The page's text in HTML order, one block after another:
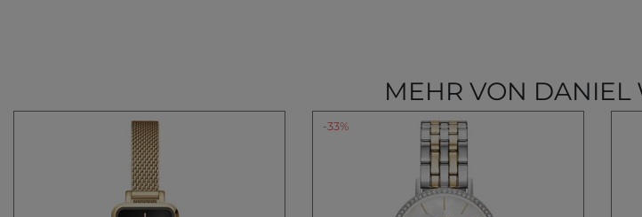
MEHR VON DANIEL
-33%